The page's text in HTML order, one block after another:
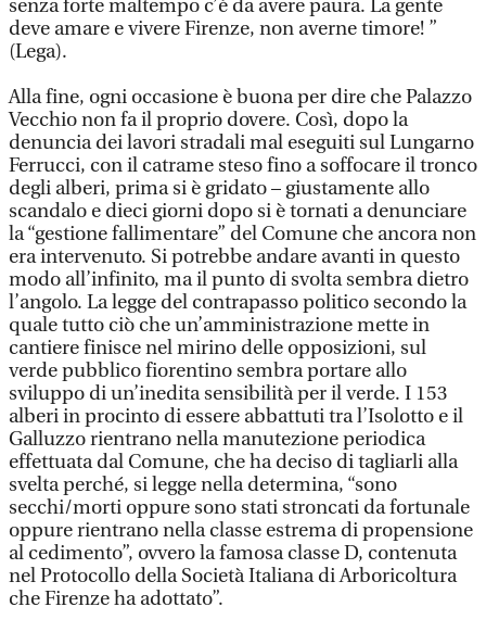
senza forte maltempo c’è da avere paura. La gente
deve amare e vivere Firenze, non averne timore! ”
(Lega).
Alla fine, ogni occasione è buona per dire che Palazzo
Vecchio non fa il proprio dovere. Così, dopo la
denuncia dei lavori stradali mal eseguiti sul Lungarno
Ferrucci, con il catrame steso fino a soffocare il tronco
degli alberi, prima si è gridato – giustamente allo
scandalo e dieci giorni dopo si è tornati a denunciare
la “gestione fallimentare” del Comune che ancora non
era intervenuto. Si potrebbe andare avanti in questo
modo all’infinito, ma il punto di svolta sembra dietro
l’angolo. La legge del contrapasso politico secondo la
quale tutto ciò che un’amministrazione mette in
cantiere finisce nel mirino delle opposizioni, sul
verde pubblico fiorentino sembra portare allo
sviluppo di un’inedita sensibilità per il verde. I 153
alberi in procinto di essere abbattuti tra l’Isolotto e il
Galluzzo rientrano nella manutezione periodica
effettuata dal Comune, che ha deciso di tagliarli alla
svelta perché, si legge nella determina, “sono
secchi/morti oppure sono stati stroncati da fortunale
oppure rientrano nella classe estrema di propensione
al cedimento”, ovvero la famosa classe D, contenuta
nel Protocollo della Società Italiana di Arboricoltura
che Firenze ha adottato”.